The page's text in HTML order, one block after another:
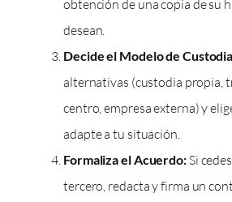
obtención de una copia de su
desean.
Decide el Modelo de
alternativas (custodia propia,
centro, empresa externa) y
adapte a tu situación.
Formaliza el Acuerdo:Si
tercero, redacta y firma un